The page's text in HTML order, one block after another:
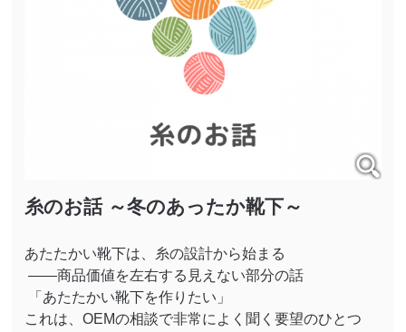
糸のお話 ～冬のあったか靴下～
あたたかい靴下は、糸の設計から始まる
——商品価値を左右する見えない部分の話
「あたたかい靴下を作りたい」
これは、OEMの相談で非常によく聞く要望のひとつ